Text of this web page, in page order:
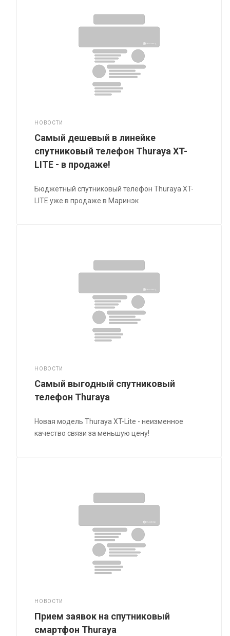
НОВОСТИ
Самый дешевый в линейке
спутниковый телефон Thuraya XT-
LITE - в продаже!
Бюджетный спутниковый телефон Thuraya XT-
LITE уже в продаже в Маринэк
НОВОСТИ
Самый выгодный спутниковый
телефон Thuraya
Новая модель Thuraya XT-Lite - неизменное
качество связи за меньшую цену!
НОВОСТИ
Прием заявок на спутниковый
смартфон Thuraya